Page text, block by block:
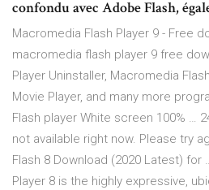
confondu avec Adobe Flash,
Macromedia Flash Player 9 - Free
macromedia flash player 9 free
Player Uninstaller, Macromedia
Movie Player, and many more
Flash player White screen 100% …
not available right now. Please try
Flash 8 Download (2020 Latest) for
Player 8 is the highly expressive,